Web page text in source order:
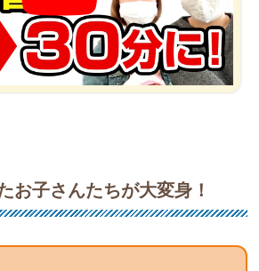
お子さんたちが大変身！